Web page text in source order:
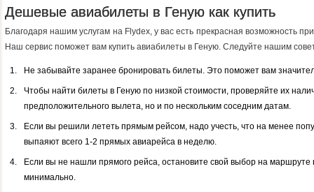
Дешевые авиабилеты в Геную как купить
Благодаря нашим услугам на Flydex, у вас есть прекрасная возможность
Наш сервис поможет вам купить авиабилеты в Геную. Следуйте нашим
Не забывайте заранее бронировать билеты. Это поможет вам
Чтобы найти билеты в Геную по низкой стоимости, проверяйте их
предположительного вылета, но и по нескольким соседним датам.
Если вы решили лететь прямым рейсом, надо учесть, что на менее
выпаяют всего 1-2 прямых авиарейса в неделю.
Если вы не нашли прямого рейса, остановите свой выбор на
минимально.